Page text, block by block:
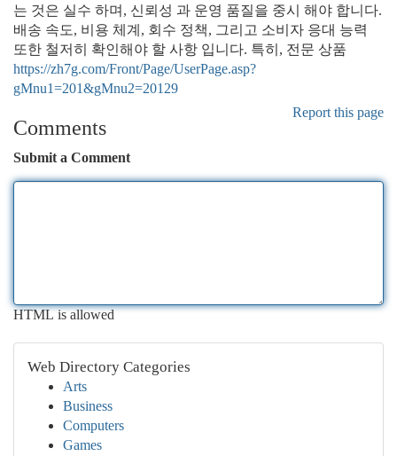
는 것은 실수 하며, 신뢰성 과 운영 품질을 중시 해야 합니다.
배송 속도, 비용 체계, 회수 정책, 그리고 소비자 응대 능력
또한 철저히 확인해야 할 사항 입니다. 특히, 전문 상품
https://zh7g.com/Front/Page/UserPage.asp?
gMnu1=201&gMnu2=20129
Report this page
Comments
Submit a Comment
HTML is allowed
Web Directory Categories
Arts
Business
Computers
Games